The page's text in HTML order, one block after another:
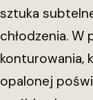
sztuka
chłodzenia.
konturowania,
opalonej